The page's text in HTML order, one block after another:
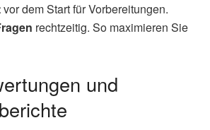
vor dem Start für Vorbereitungen.
rechtzeitig. So maximieren Sie
und